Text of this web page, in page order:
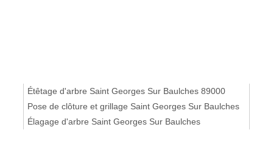
Étêtage d'arbre Saint Georges Sur Baulches 89000
Pose de clôture et grillage Saint Georges Sur Baulches
Élagage d'arbre Saint Georges Sur Baulches